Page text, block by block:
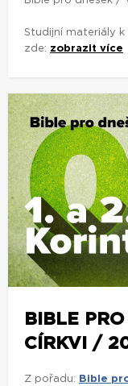
Studijní materiály
zde: zobrazit více
BIBLE
CÍRKVI /
Z pořadu: Bible